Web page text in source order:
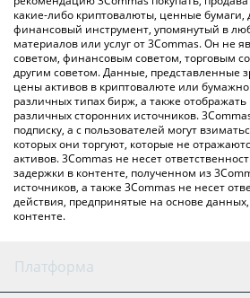
какие-либо криптовалюты, ценные бумаги,
финансовый инструмент, упомянутый в
материалов или услуг от 3Commas. Он не
советом, финансовым советом, торговым
другим советом. Данные, представленные
цены активов в криптовалюте или
различных типах бирж, а также
различных сторонних источников.
подписку, а с пользователей могут
которых они торгуют, которые не
активов. 3Commas не несет
задержки в контенте, полученном из
источников, а также 3Commas не несет
действия, предпринятые на основе
контенте.
Платформа